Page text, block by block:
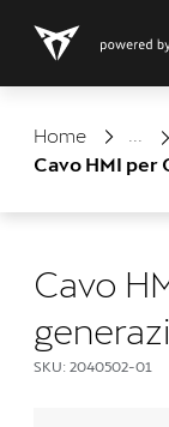
Home
Cavo HMI per
Cavo
SKU: 2040502-01